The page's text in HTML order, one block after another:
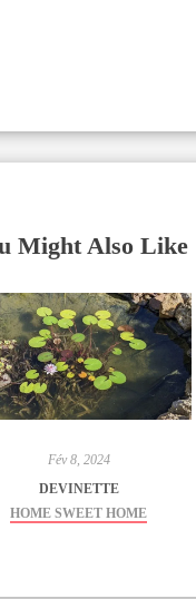
Might Also Like
Fév 8, 2024
DEVINETTE
HOME SWEET HOME